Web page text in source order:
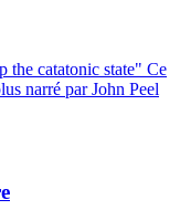
the catatonic state" Ce
narré par John Peel